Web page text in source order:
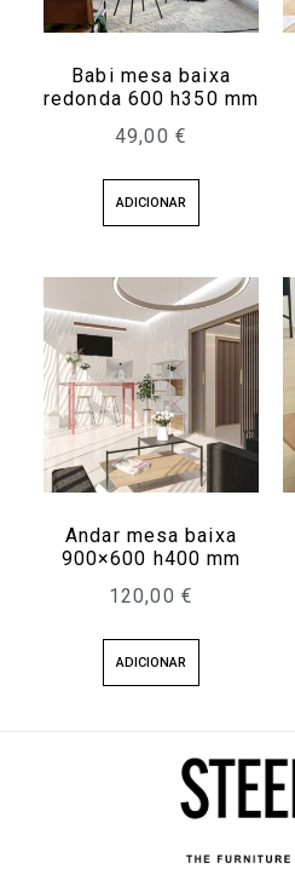
Babi mesa baixa
redonda 600 h350 mm
49,00 €
ADICIONAR
Andar mesa baixa
900×600 h400 mm
120,00 €
ADICIONAR